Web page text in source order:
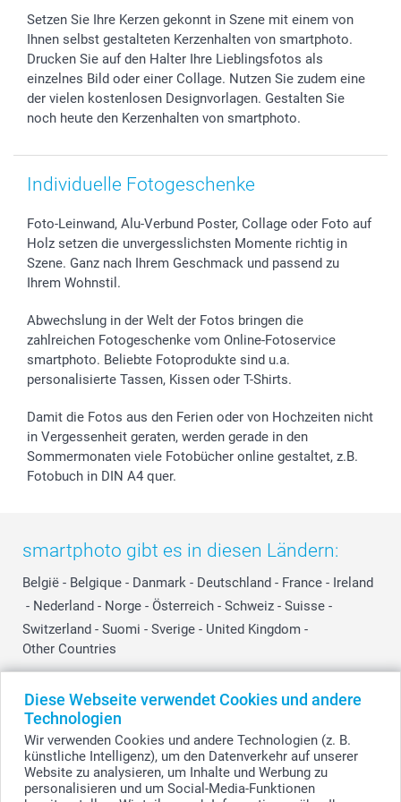
Diese Webseite verwendet Cookies und andere
Technologien
Wir verwenden Cookies und andere Technologien (z. B.
künstliche Intelligenz), um den Datenverkehr auf unserer
Website zu analysieren, um Inhalte und Werbung zu
personalisieren und um Social-Media-Funktionen
Foto-Kalender & Agenden
Sticker & Etiketten
Geschenk-Gutscheine (PDF)
Impressum
Presse
Partnerprogramme
Investor Relations
B2B smartbusiness
Widerrufsrecht
Vatertag
Kommunion & Konfirmation
Hochzeit
Geburtstag
Geburt
Zu allen Anlässen
Lieferfristen
48h Lieferung
Zahlungsmöglichkeiten
Anmelden /Registrieren
Sitemap
Status der Bestellung
smartbonus
Setzen Sie Ihre Kerzen gekonnt in Szene mit einem von
Ihnen selbst gestalteten Kerzenhalten von smartphoto.
Drucken Sie auf den Halter Ihre Lieblingsfotos als
einzelnes Bild oder einer Collage. Nutzen Sie zudem eine
der vielen kostenlosen Designvorlagen. Gestalten Sie
noch heute den Kerzenhalten von smartphoto.
Individuelle Fotogeschenke
Foto-Leinwand, Alu-Verbund Poster, Collage oder Foto auf
Holz setzen die unvergesslichsten Momente richtig in
Szene. Ganz nach Ihrem Geschmack und passend zu
Ihrem Wohnstil.
Abwechslung in der Welt der Fotos bringen die
zahlreichen Fotogeschenke vom Online-Fotoservice
smartphoto. Beliebte Fotoprodukte sind u.a.
personalisierte Tassen, Kissen oder T-Shirts.
Damit die Fotos aus den Ferien oder von Hochzeiten nicht
in Vergessenheit geraten, werden gerade in den
Sommermonaten viele Fotobücher online gestaltet, z.B.
Fotobuch in DIN A4 quer.
smartphoto gibt es in diesen Ländern:
België - Belgique - Danmark - Deutschland - France - Ireland
- Nederland - Norge - Österreich - Schweiz - Suisse -
Switzerland - Suomi - Sverige - United Kingdom -
Other Countries
© smartphoto Group. Alle Rechte vorbehalten.
Alle Preise verstehen sich in Schweizer Franken (CHF) inkl. MwSt. und zzgl.